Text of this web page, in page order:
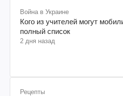
Война в Украине
Кого из учителей могут
полный список
2 дня назад
Рецепты